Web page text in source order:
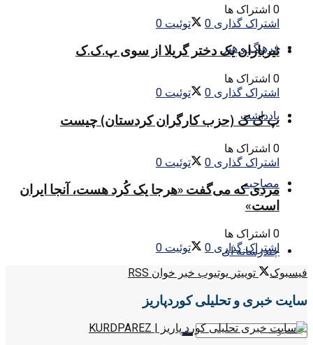
فرهنگ و هنر
یادداشت
مصاحبه
چندرسانه ای
0 اشتراک ها
اشتراک گذاری 0 توئیت 0
تیرباران یک دختر گریلا از سوی پ.ک.ک
0 اشتراک ها
اشتراک گذاری 0 توئیت 0
پ ک ک (حزب کارگران کردستان) چیست
0 اشتراک ها
اشتراک گذاری 0 توئیت 0
مردی که می‌گفت «هرجا یک کُرد هست، آنجا ایران
است»
0 اشتراک ها
اشتراک گذاری 0 توئیت 0
فیسبوک
توییتر یوتیوب خبر خوان RSS
سایت خبری و تحلیلی کوردپاریز